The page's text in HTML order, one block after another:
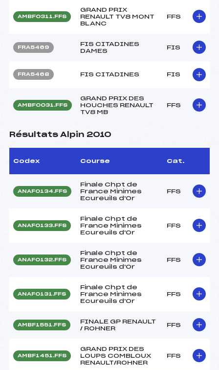
AMBF0311.FFS
GRAND PRIX
RENAULT TV8 MONT
BLANC
FFS
FRA5469
FIS CITADINES
DAMES
FIS
FRA5468 FIS CITADINES FIS
AMBF0031.FFS
GRAND PRIX DES
HOUCHES RENAULT
TV8 MB
FFS
Résultats Alpin 2010
Codex Course Cat.
ANAF0134.FFS
Finale Chpt de
France Minimes
Ecureuils d'Or
FFS
ANAF0133.FFS
Finale Chpt de
France Minimes
Ecureuils d'Or
FFS
ANAF0132.FFS
Finale Chpt de
France Minimes
Ecureuils d'Or
FFS
ANAF0131.FFS
Finale Chpt de
France Minimes
Ecureuils d'Or
FFS
AMBF1551.FFS
FINALE GP RENAULT
/ ROHNER
FFS
AMBF1451.FFS
GRAND PRIX DES
LOUPS COMBLOUX
RENAULT/ROHNER
FFS